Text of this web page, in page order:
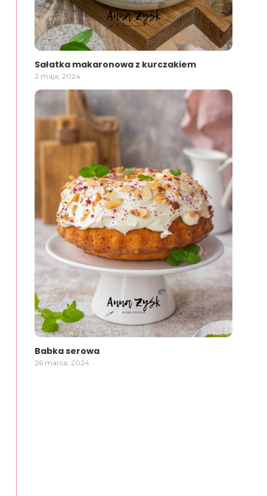
Sałatka makaronowa z kurczakiem
2 maja, 2024
Babka serowa
26 marca, 2024